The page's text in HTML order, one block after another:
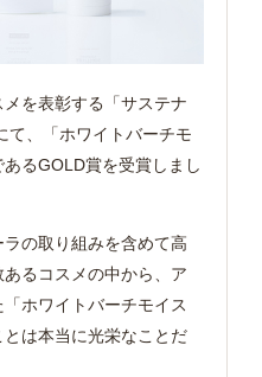
を表彰する「サステナ
て、「ホワイトバーチモ
るGOLD賞を受賞しまし
の取り組みを含めて高
るコスメの中から、ア
ホワイトバーチモイス
とは本当に光栄なことだ